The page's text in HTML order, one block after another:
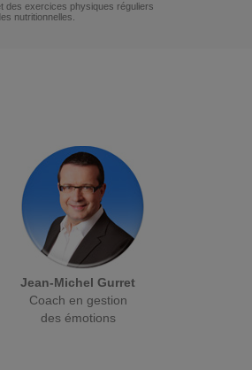
des exercices physiques réguliers
nutritionnelles.
Jean-Michel Gurret
Coach en gestion
des émotions